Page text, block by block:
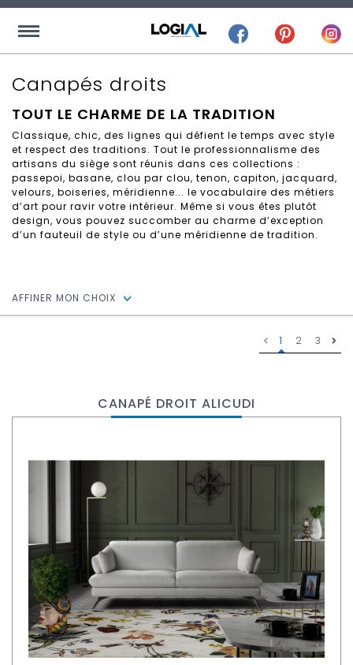
Canapés droits
TOUT LE CHARME DE LA TRADITION
Classique, chic, des lignes qui défient le temps avec style
et respect des traditions. Tout le professionnalisme des
artisans du siège sont réunis dans ces collections :
passepoi, basane, clou par clou, tenon, capiton, jacquard,
velours, boiseries, méridienne... le vocabulaire des métiers
d’art pour ravir votre intérieur. Même si vous êtes plutôt
design, vous pouvez succomber au charme d’exception
d’un fauteuil de style ou d’une méridienne de tradition.
AFFINER MON CHOIX
1 2 3
CANAPÉ DROIT ALICUDI